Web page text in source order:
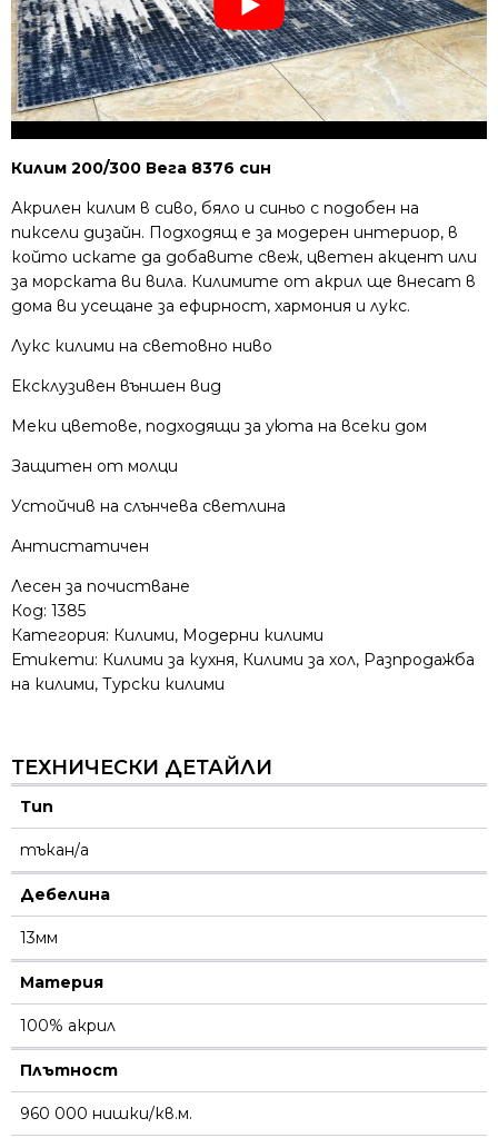
Килим 200/300 Вега 8376 син
Акрилен килим в сиво, бяло и синьо с подобен на
пиксели дизайн. Подходящ е за модерен интериор, в
който искате да добавите свеж, цветен акцент или
за морската ви вила. Килимите от акрил ще внесат в
дома ви усещане за ефирност, хармония и лукс.
Лукс килими на световно ниво
Ексклузивен външен вид
Меки цветове, подходящи за уюта на всеки дом
Защитен от молци
Устойчив на слънчева светлина
Антистатичен
Лесен за почистване
Код: 1385
Категория: Килими, Модерни килими
Етикети: Килими за кухня, Килими за хол, Разпродажба
на килими, Турски килими
ТЕХНИЧЕСКИ ДЕТАЙЛИ
Тип
тъкан/а
Дебелина
13мм
Материя
100% акрил
Плътност
960 000 нишки/кв.м.